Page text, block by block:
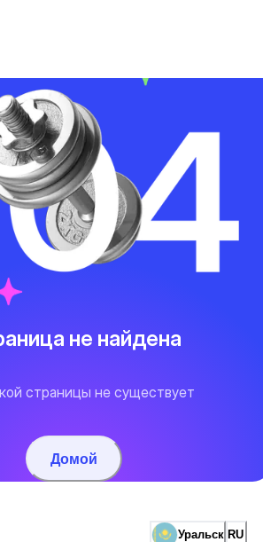
не найдена
страницы не существует
Домой
Уральск RU